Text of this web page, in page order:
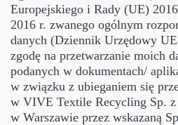
Europejskiego i Rady (UE)
2016 r. zwanego ogólnym
danych (Dziennik Urzędowy
zgodę na przetwarzanie moich
podanych w dokumentach/
w związku z ubieganiem się
w VIVE Textile Recycling Sp. z
w Warszawie przez wskazaną